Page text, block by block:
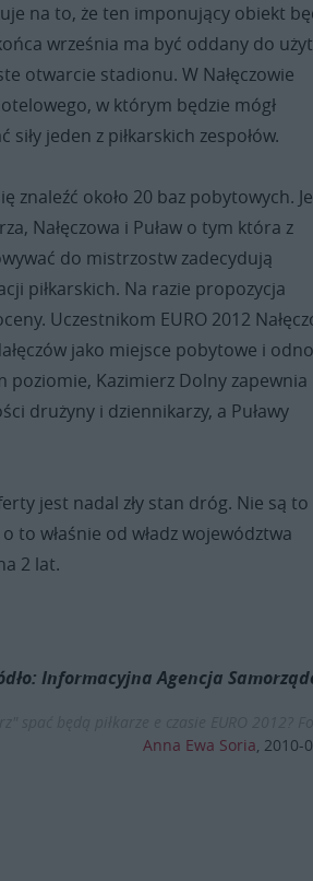
na to, że ten imponujący obiekt
września ma być oddany do
otwarcie stadionu. W Nałęczowie
w którym będzie mógł
jeden z piłkarskich zespołów.
około 20 baz pobytowych.
Nałęczowa i Puław o tym która z
do mistrzostw zadecydują
piłkarskich. Na razie propozycja
Uczestnikom EURO 2012
jako miejsce pobytowe i
poziomie, Kazimierz Dolny zapewnia
drużyny i dziennikarzy, a Puławy
jest nadal zły stan dróg. Nie są to
to właśnie od władz województwa
2 lat.
Informacyjna Agencja
Anna Ewa Soria, 2010-